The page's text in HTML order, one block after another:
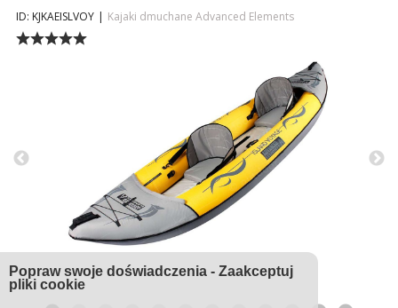
ID: KJKAEISLVOY | Kajaki dmuchane Advanced Elements
Popraw swoje doświadczenia - Zaakceptuj
pliki cookie